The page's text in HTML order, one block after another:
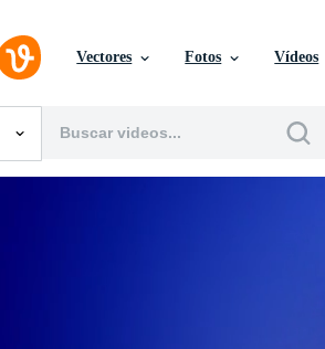
Vectores Fotos Vídeos